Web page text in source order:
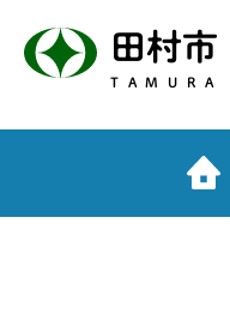
田村市
TAMURA